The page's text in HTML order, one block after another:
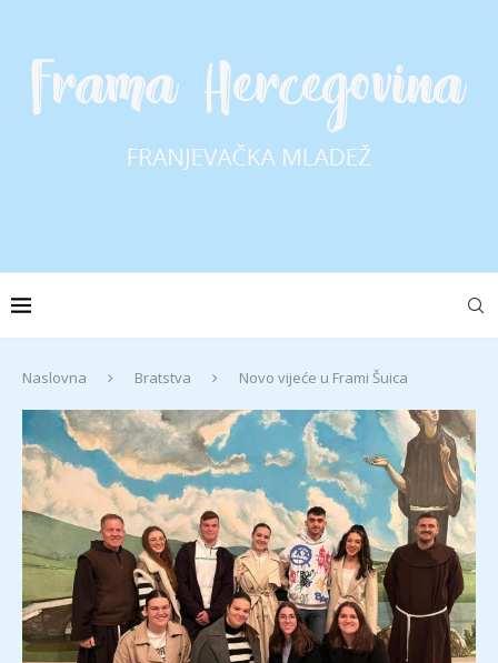
Naslovna Bratstva Novo vijeće u Frami Šuica